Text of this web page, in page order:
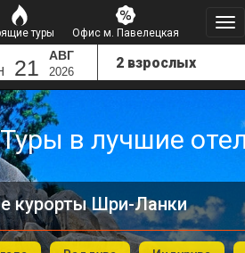
туры Офис м. Павелецкая
21 АВГ
2026
в лучшие
курорты Шри-Ланки